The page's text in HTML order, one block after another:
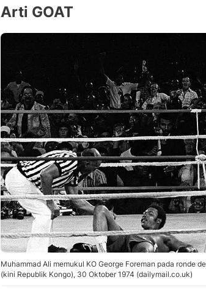
Arti GOAT
Muhammad Ali memukul KO George Foreman pada ronde
(kini Republik Kongo), 30 Oktober 1974 (dailymail.co.uk)